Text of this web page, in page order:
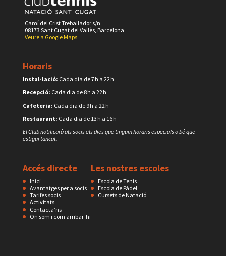
Camí del Crist Treballador s/n
08173 Sant Cugat del Vallès, Barcelona
Veure a Google Maps
Horaris
Instal·lació: Cada dia de 7 h a 22 h
Recepció: Cada dia de 8 h a 22 h
Cafeteria: Cada dia de 9 h a 22 h
Restaurant: Cada dia de 13 h a 16 h
El Club notificarà als socis els dies que tinguin horaris especials o bé que
estigui tancat.
Accés directe
Inici
Avantatges per a socis
Tarifes socis
Activitats
Contacta’ns
On som i com arribar-hi
Les nostres escoles
Escola de Tenis
Escola de Pàdel
Cursets de Natació